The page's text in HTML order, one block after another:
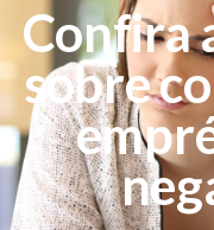
Confira
sobre